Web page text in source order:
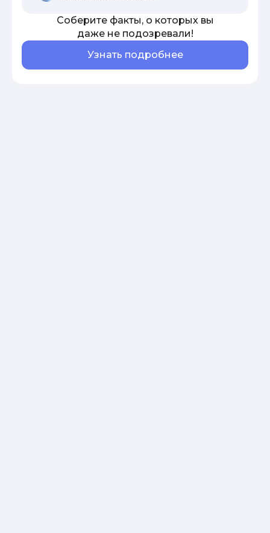
Соберите факты, о которых вы
даже не подозревали!
Узнать подробнее